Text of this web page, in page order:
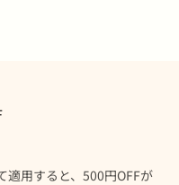
Missing interpolation
Missing interpolation
Error: Missing interpolation
Error: Missing interpolation
適用すると、500円OFFが